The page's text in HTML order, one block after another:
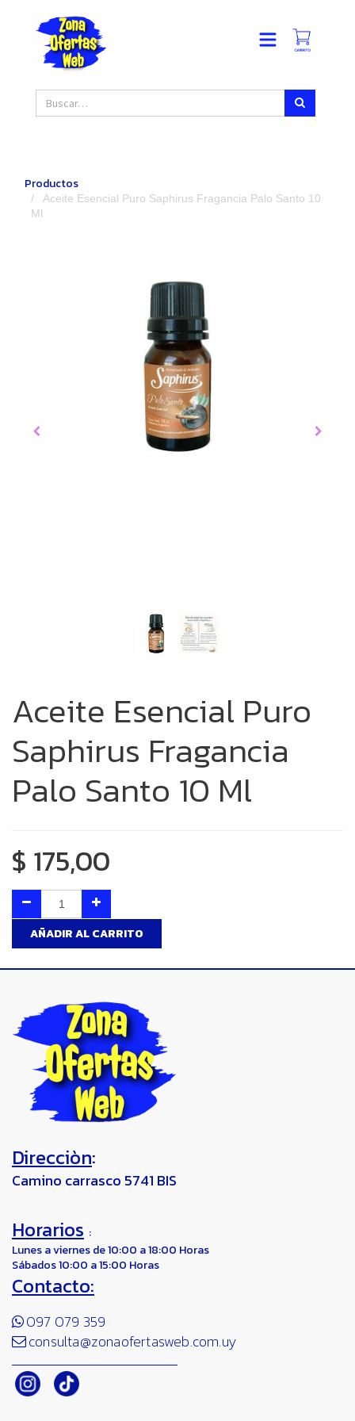
Productos
Aceite Esencial Puro Saphirus Fragancia Palo Santo 10
Ml
Aceite Esencial Puro
Saphirus Fragancia
Palo Santo 10 Ml
$ 175,00
AÑADIR AL CARRITO
Direcciòn:
Camino carrasco 5741 BIS
Horarios :
Lunes a viernes de 10:00 a 18:00 Horas
Sábados 10:00 a 15:00 Horas
Contacto:
097 079 359
consulta@zonaofertasweb.com.uy